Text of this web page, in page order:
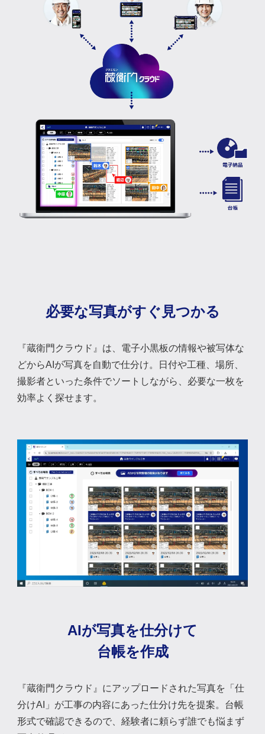
必要な写真がすぐ見つかる
『蔵衛門クラウド』は、電子小黒板の情報や被写体な
どからAIが写真を自動で仕分け。日付や工種、場所、
撮影者といった条件でソートしながら、必要な一枚を
効率よく探せます。
AIが写真を仕分けて
台帳を作成
『蔵衛門クラウド』にアップロードされた写真を「仕
分けAI」が工事の内容にあった仕分け先を提案。台帳
形式で確認できるので、経験者に頼らず誰でも悩まず